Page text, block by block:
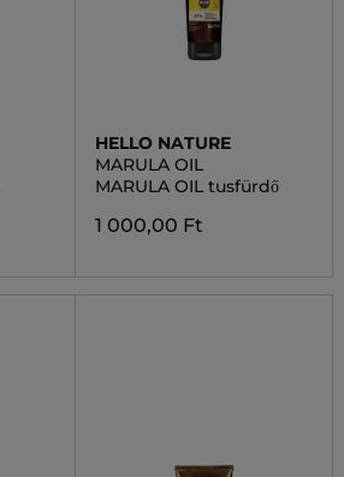
HELLO NATURE
MARULA OIL
MARULA OIL tusfürdő
1 000,00 Ft